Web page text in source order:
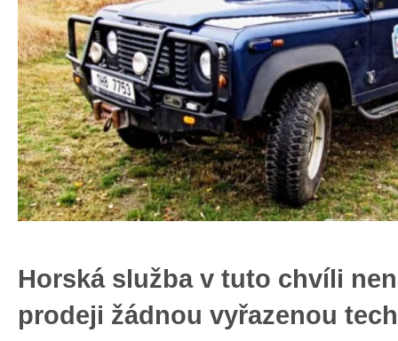
Horská služba v tuto chvíli
prodeji žádnou vyřazenou